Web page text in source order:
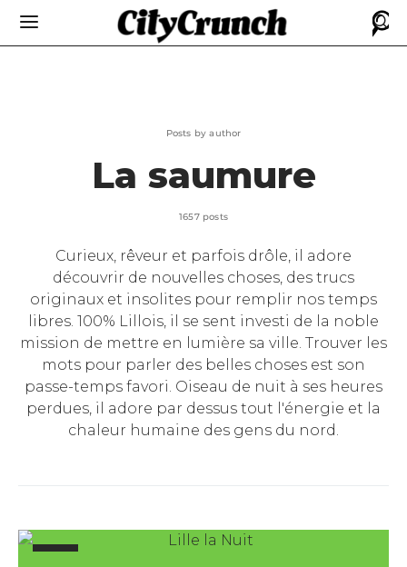
Posts by author
La saumure
1657 posts
Curieux, rêveur et parfois drôle, il adore
découvrir de nouvelles choses, des trucs
originaux et insolites pour remplir nos temps
libres. 100% Lillois, il se sent investi de la noble
mission de mettre en lumière sa ville. Trouver les
mots pour parler des belles choses est son
passe-temps favori. Oiseau de nuit à ses heures
perdues, il adore par dessus tout l'énergie et la
chaleur humaine des gens du nord.